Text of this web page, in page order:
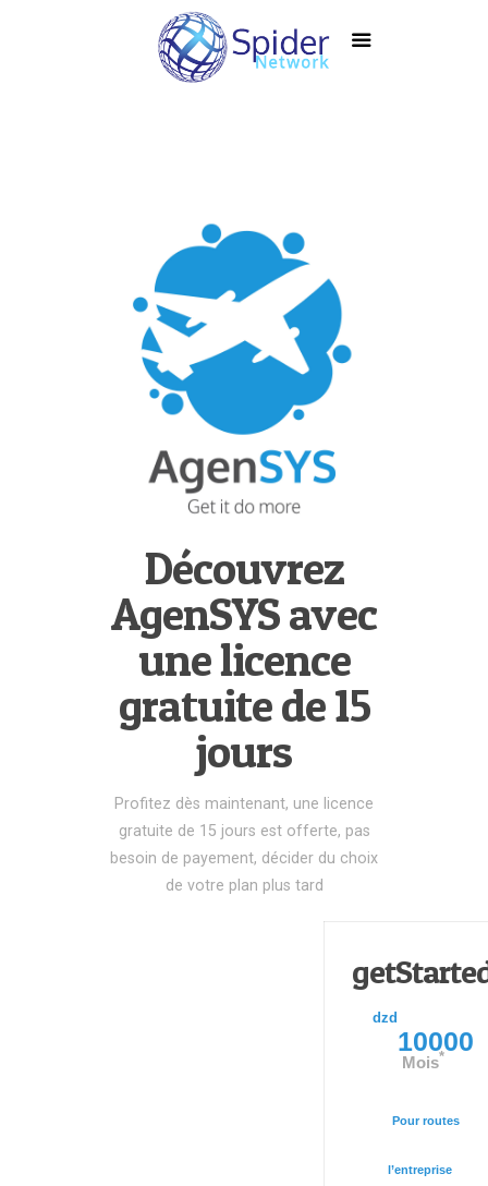
Découvrez
AgenSYS avec
une licence
gratuite de 15
jours
Profitez dès maintenant, une licence
gratuite de 15 jours est offerte, pas
besoin de payement, décider du choix
de votre plan plus tard
dzd
10000
Mois*
Pour routes
l’entreprise